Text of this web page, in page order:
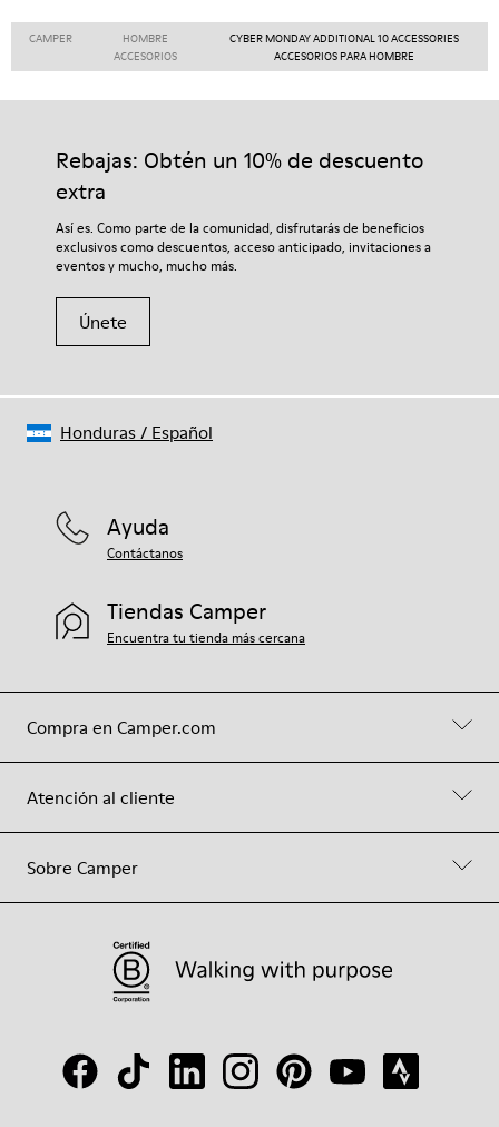
CAMPER
HOMBRE
ACCESORIOS
CYBER MONDAY ADDITIONAL 10 ACCESSORIES
ACCESORIOS PARA HOMBRE
Rebajas: Obtén un 10% de descuento
extra
Así es. Como parte de la comunidad, disfrutarás de beneficios
exclusivos como descuentos, acceso anticipado, invitaciones a
eventos y mucho, mucho más.
Únete
Compra en Camper.com
Atención al cliente
Sobre Camper
Ayuda
Contáctanos
Tiendas Camper
Encuentra tu tienda más cercana
Honduras/ Español